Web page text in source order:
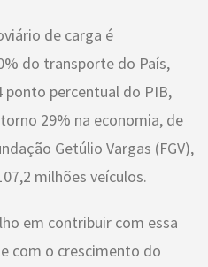
de carga é
do transporte do País,
percentual do PIB,
29% na economia, de
Getúlio Vargas (FGV),
milhões veículos.
em contribuir com essa
com o crescimento do